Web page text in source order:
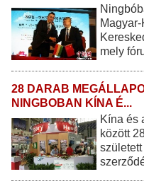
mely
28 DARAB
NINGBOBAN KÍNA É...
Kína és
között